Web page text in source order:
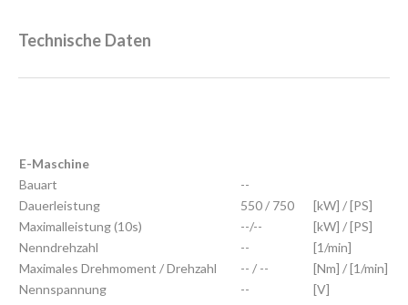
Technische Daten
E-Maschine
Bauart
--
Dauerleistung
550 / 750
[kW] / [PS]
Maximalleistung (10s)
--/--
[kW] / [PS]
Nenndrehzahl
--
[1/min]
Maximales Drehmoment / Drehzahl
-- / --
[Nm] / [1/min]
Nennspannung
-- [V]